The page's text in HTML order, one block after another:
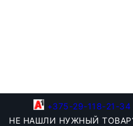
+375-29-118-21-34
НЕ НАШЛИ НУЖНЫЙ